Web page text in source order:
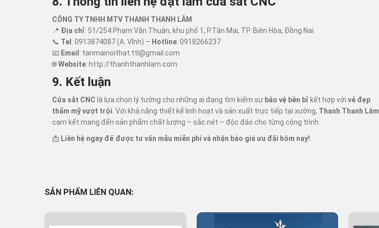
CÔNG TY TNHH MTV THANH THANH LÂM
📍 Địa chỉ: 51/254 Phạm Văn Thuận, khu phố 1, P.Tân Mai, TP. Biên Hòa, Đồng Nai
📞 Tel : 0913874087 (A. Vĩnh) – Hotline: 0918266237
📧 Email : tanmainoithat.ttl@gmail.com
🌐Website: http://thanhthanhlam.com
9. Kết luận
Cửa sắt CNC là lựa chọn lý tưởng cho những ai đang tìm kiếm sự bảo vệ bền bỉ kết hợp với vẻ đẹp
thẩm mỹ vượt trội . Với khả năng thiết kế linh hoạt và sản xuất trực tiếp tại xưởng, Thanh Thanh Lâm
cam kết mang đến sản phẩm chất lượng – sắc nét – độc đáo cho từng công trình.
📩 Liên hệ ngay để được tư vấn mẫu miễn phí và nhận báo giá ưu đãi hôm nay!
SẢN PHẨM LIÊN QUAN: